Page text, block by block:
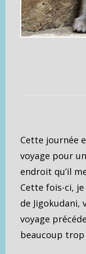
Cette journée
voyage pour
endroit qu’il
Cette fois-ci,
de Jigokudani,
voyage
beaucoup